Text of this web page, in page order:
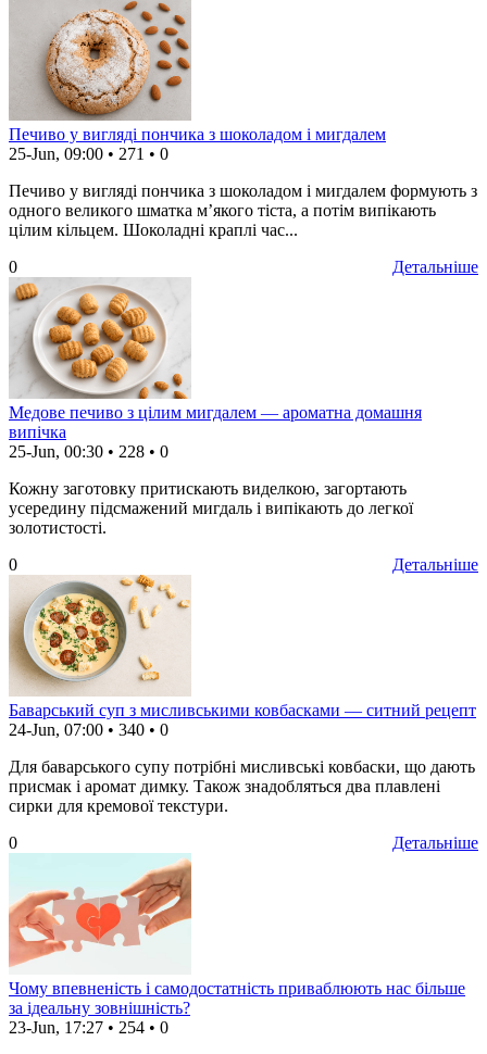
Печиво у вигляді пончика з шоколадом і мигдалем
25-Jun, 09:00 • 271 • 0
Печиво у вигляді пончика з шоколадом і мигдалем формують з
одного великого шматка м’якого тіста, а потім випікають
цілим кільцем. Шоколадні краплі час...
Детальніше
0
Медове печиво з цілим мигдалем — ароматна домашня
випічка
25-Jun, 00:30 • 228 • 0
Кожну заготовку притискають виделкою, загортають
усередину підсмажений мигдаль і випікають до легкої
золотистості.
Детальніше
0
Баварський суп з мисливськими ковбасками — ситний рецепт
24-Jun, 07:00 • 340 • 0
Для баварського супу потрібні мисливські ковбаски, що дають
присмак і аромат димку. Також знадобляться два плавлені
сирки для кремової текстури.
Детальніше
0
Чому впевненість і самодостатність приваблюють нас більше
за ідеальну зовнішність?
23-Jun, 17:27 • 254 • 0